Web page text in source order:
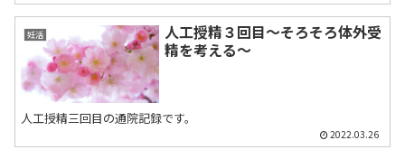
妊活
人工授精３回目～そろそろ体外受
精を考える～
人工授精三回目の通院記録です。
2022.03.26